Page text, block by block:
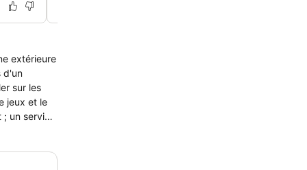
extérieure
jeux et le